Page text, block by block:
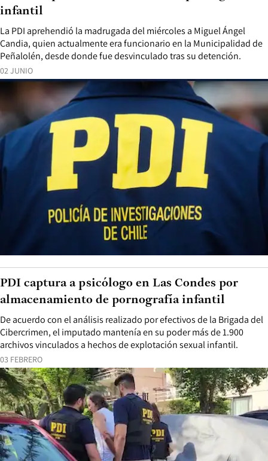
02 JUNIO
La PDI aprehendió la madrugada del miércoles a Miguel Ángel
Candia, quien actualmente era funcionario en la Municipalidad de
Peñalolén, desde donde fue desvinculado tras su detención.
infantil
03 FEBRERO
De acuerdo con el análisis realizado por efectivos de la Brigada del
Cibercrimen, el imputado mantenía en su poder más de 1.900
archivos vinculados a hechos de explotación sexual infantil.
PDI captura a psicólogo en Las Condes por
almacenamiento de pornografía infantil